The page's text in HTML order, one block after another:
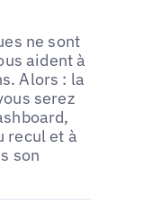
ne sont
aident à
Alors : la
serez
recul et à
son